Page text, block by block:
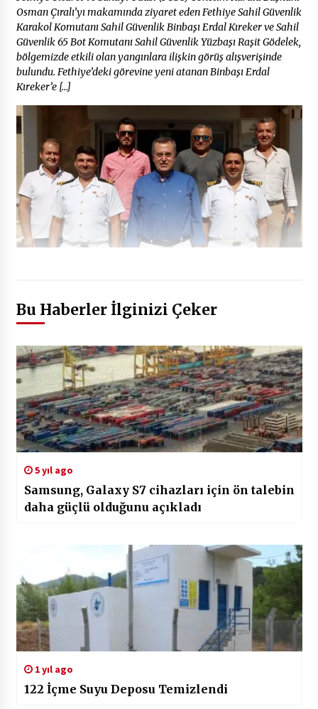
Osman Çıralı’yı makamında ziyaret eden Fethiye Sahil Güvenlik
Karakol Komutanı Sahil Güvenlik Binbaşı Erdal Kıreker ve Sahil
Güvenlik 65 Bot Komutanı Sahil Güvenlik Yüzbaşı Raşit Gödelek,
bölgemizde etkili olan yangınlara ilişkin görüş alışverişinde
bulundu. Fethiye’deki görevine yeni atanan Binbaşı Erdal
Kıreker’e […]
Bu Haberler İlginizi Çeker
5 yıl ago
Samsung, Galaxy S7 cihazları için ön talebin
daha güçlü olduğunu açıkladı
1 yıl ago
122 İçme Suyu Deposu Temizlendi